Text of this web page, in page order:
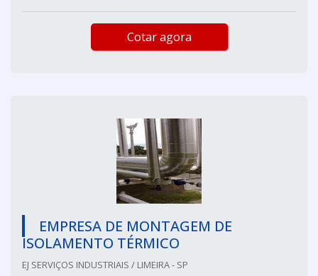
Cotar agora
EMPRESA DE MONTAGEM DE
ISOLAMENTO TÉRMICO
EJ SERVIÇOS INDUSTRIAIS / LIMEIRA - SP